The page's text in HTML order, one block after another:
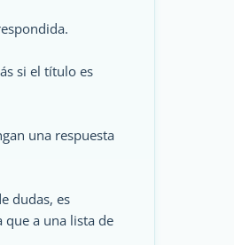
si el título es
una respuesta
dudas, es
que a una lista de